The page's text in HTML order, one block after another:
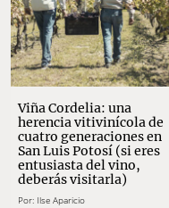
Viña Cordelia: una
herencia vitivinícola de
cuatro generaciones en
San Luis Potosí (si eres
entusiasta del vino,
deberás visitarla)
Por: Ilse Aparicio